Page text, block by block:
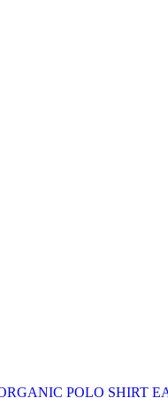
POLO SHIRT